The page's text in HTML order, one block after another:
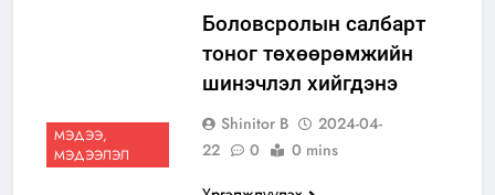
МЭДЭЭ,
МЭДЭЭЛЭЛ
Боловсролын салбарт
тоног төхөөрөмжийн
шинэчлэл хийгдэнэ
Shinitor B
2024-04-
22
0
0 mins